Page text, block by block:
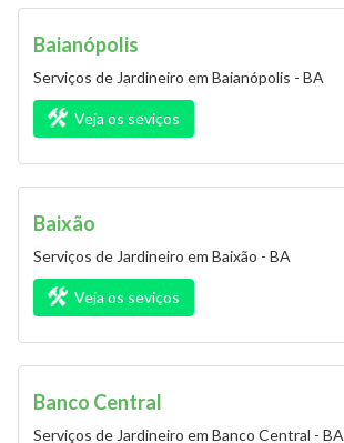
Baianópolis
Serviços de Jardineiro em Baianópolis - BA
Veja os seviços
Baixão
Serviços de Jardineiro em Baixão - BA
Veja os seviços
Banco Central
Serviços de Jardineiro em Banco Central - BA